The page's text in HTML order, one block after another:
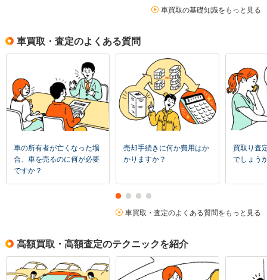
車買取の基礎知識をもっと見る
車買取・査定のよくある質問
車の所有者が亡くなった場
合、車を売るのに何が必要
ですか？
売却手続きに何か費用はか
かりますか？
買取り査
でしょう
車買取・査定のよくある質問をもっと見る
高額買取・高額査定のテクニックを紹介